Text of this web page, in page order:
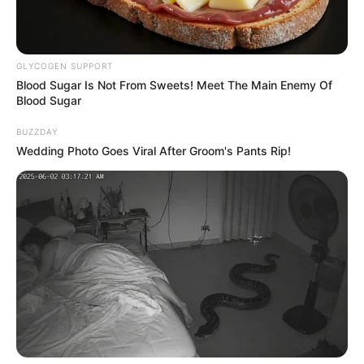
Ricardo Romero Moreno, director Seccional de Fiscalías
de Medellín, dijo que en el lugar se incautaron varias
unidades de licor.
GLYCOGEN SUPPORT
Blood Sugar Is Not From Sweets! Meet The Main Enemy Of
Blood Sugar
BUZZDAY
Wedding Photo Goes Viral After Groom's Pants Rip!